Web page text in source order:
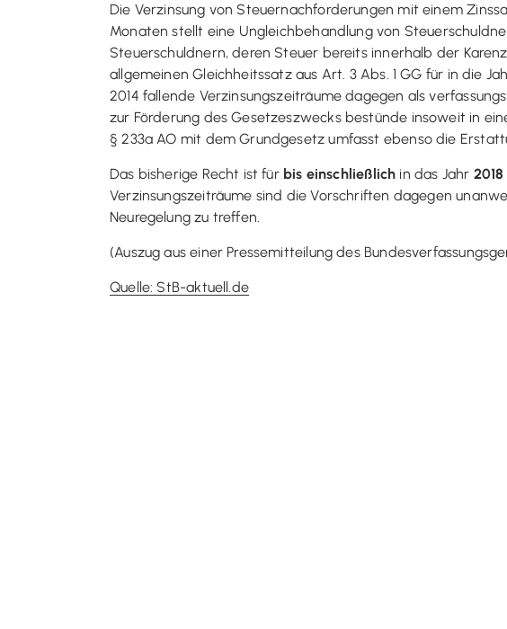
Die Verzinsung von Steuernachforderungen mit einem
Monaten stellt eine Ungleichbehandlung von
Steuerschuldnern, deren Steuer bereits innerhalb der
allgemeinen Gleichheitssatz aus Art. 3 Abs. 1 GG für in die
2014 fallende Verzinsungszeiträume dagegen als
zur Förderung des Gesetzeszwecks bestünde insoweit in
§ 233a AO mit dem Grundgesetz umfasst ebenso die
Das bisherige Recht ist für bis einschließlich in das Jahr 2018
Verzinsungszeiträume sind die Vorschriften dagegen
Neuregelung zu treffen.
(Auszug aus einer Pressemitteilung des
Quelle: StB-aktuell.de